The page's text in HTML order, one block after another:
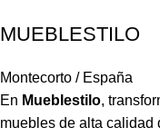
MUEBLESTILO
Montecorto / España
En Mueblestilo,
muebles de alta calidad